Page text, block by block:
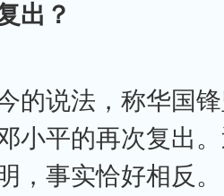
出？
的说法，称华国锋
小平的再次复出
，事实恰好相反。